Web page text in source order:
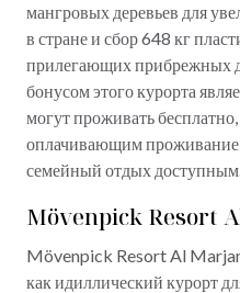
мангровых деревьев для
в стране и сбор 648 кг
прилегающих прибрежных
бонусом этого курорта
могут проживать
оплачивающим проживание
семейный отдых доступным.
Mövenpick Resort
Mövenpick Resort Al Marjan
как идиллический курорт